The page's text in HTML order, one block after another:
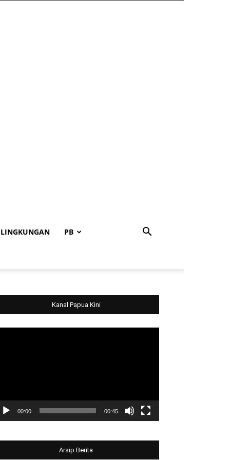
LINGKUNGAN PB
Kanal Papua Kini
00:00 00:45
Arsip Berita